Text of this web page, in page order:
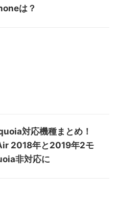
は？
対応機種まとめ！
2018年と2019年2モ
非対応に